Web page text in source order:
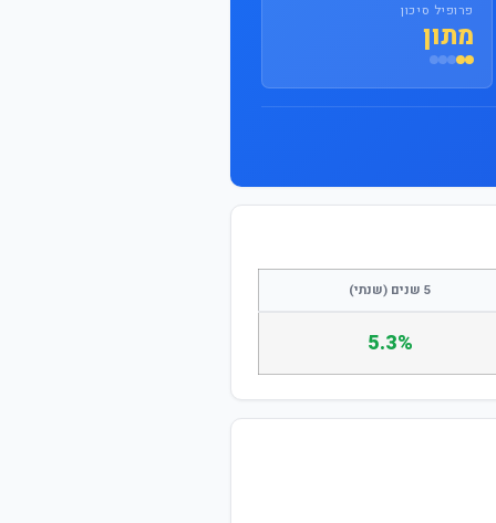
פרופיל סיכון
מתון
5 שנים (שנתי)
5.3%